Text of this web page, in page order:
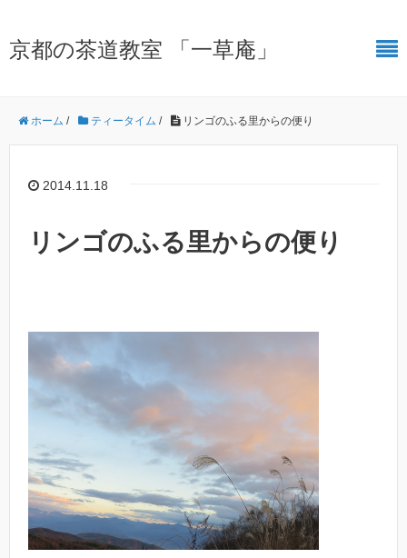
京都の茶道教室 「一草庵」
ホーム / ティータイム / リンゴのふる里からの便り
2014.11.18
リンゴのふる里からの便り